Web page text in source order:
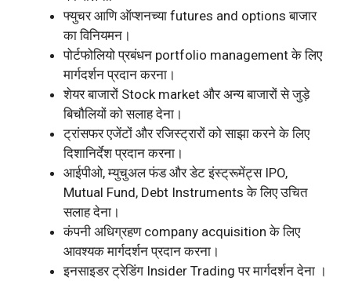
फ्युचर आणि ऑप्शनच्या futures and options बाजार
का विनियमन।
पोर्टफोलियो प्रबंधन portfolio management के लिए
मार्गदर्शन प्रदान करना।
शेयर बाजारों Stock market और अन्य बाजारों से जुड़े
बिचौलियों को सलाह देना।
ट्रांसफर एजेंटों और रजिस्ट्रारों को साझा करने के लिए
दिशानिर्देश प्रदान करना।
आईपीओ, म्युचुअल फंड और डेट इंस्ट्रूमेंट्स IPO,
Mutual Fund, Debt Instruments के लिए उचित
सलाह देना।
कंपनी अधिग्रहण company acquisition के लिए
आवश्यक मार्गदर्शन प्रदान करना।
इनसाइडर ट्रेडिंग Insider Trading पर मार्गदर्शन देना ।